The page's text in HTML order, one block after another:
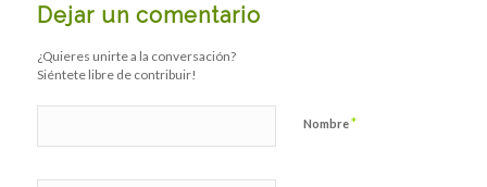
Dejar un comentario
¿Quieres unirte a la conversación?
Siéntete libre de contribuir!
Nombre*